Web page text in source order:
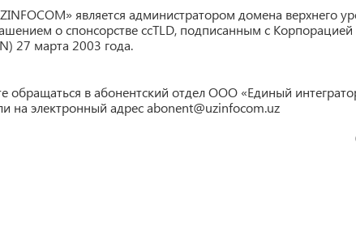
является администратором домена верхнего
о спонсорстве ccTLD, подписанным с
27 марта 2003 года.
в абонентский отдел OOO «Единый
на электронный адрес abonent@uzinfocom.uz